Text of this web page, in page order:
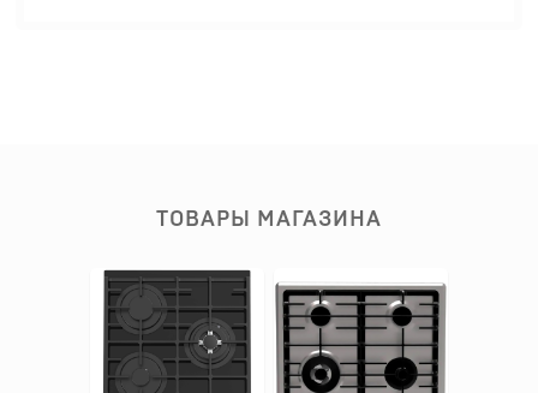
ТОВАРЫ МАГАЗИНА